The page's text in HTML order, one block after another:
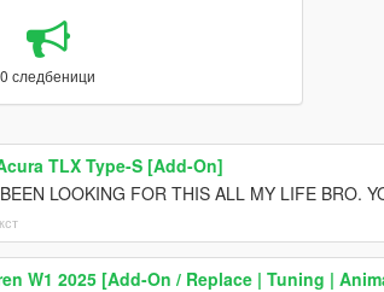
0 следбеници
TLX Type-S [Add-On]
LOOKING FOR THIS ALL MY LIFE BRO.
W1 2025 [Add-On / Replace | Tuning |